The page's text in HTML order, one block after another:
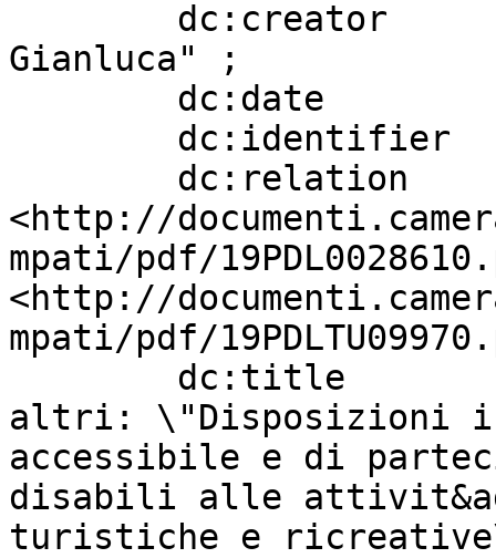
Gianluca" ;
<http://
mpati/pdf/
<http://
mpati/pdf/
altri: \"Disposizioni
accessibile e di
disabili alle
turistiche e